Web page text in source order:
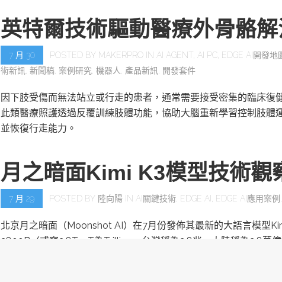
英特爾技術驅動醫療外骨骼
7 月 30 POSTED BY MAKERPRO IN AI AGENT AI PC EDGE AI開發地
術新訊 新聞稿 案例研究 機器人 產品新訊 開發套件
因下肢受傷而無法站立或行走的患者，通常需要接受密集的臨床復
此類醫療照護透過反覆訓練肢體功能，協助大腦重新學習控制肢體
並恢復行走能力。
月之暗面Kimi K3模型技術觀
7 月 29 POSTED BY 陸向陽 IN AI關鍵技術 EDGE AI EDGE AI應用案例
北京月之暗面（Moonshot AI）在7月份發佈其最新的大語言模型
2800B（或寫2.8T，T為Trillion，台灣稱為2.8兆，大陸稱為2.8萬